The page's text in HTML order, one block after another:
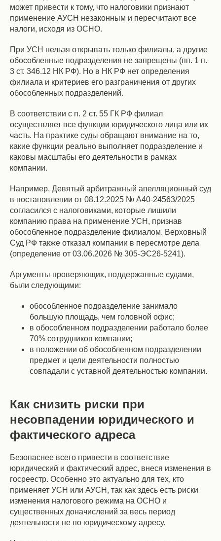
может привести к тому, что налоговики признают
применение АУСН незаконным и пересчитают все
налоги, исходя из ОСНО.
При УСН нельзя открывать только филиалы, а другие
обособленные подразделения не запрещены (пп. 1 п.
3 ст. 346.12 НК РФ). Но в НК РФ нет определения
филиала и критериев его разграничения от других
обособленных подразделений.
В соответствии с п. 2 ст. 55 ГК РФ филиал
осуществляет все функции юридического лица или их
часть. На практике суды обращают внимание на то,
какие функции реально выполняет подразделение и
каковы масштабы его деятельности в рамках
компании.
Например, Девятый арбитражный апелляционный суд
в постановлении от 08.12.2025 № А40-24563/2025
согласился с налоговиками, которые лишили
компанию права на применение УСН, признав
обособленное подразделение филиалом. Верховный
Суд РФ также отказал компании в пересмотре дела
(определение от 03.06.2026 № 305-ЭС26-5241).
Аргументы проверяющих, поддержанные судами,
были следующими:
обособленное подразделение занимало
большую площадь, чем головной офис;
в обособленном подразделении работало более
70% сотрудников компании;
в положении об обособленном подразделении
предмет и цели деятельности полностью
совпадали с уставной деятельностью компании.
Как снизить риски при
несовпадении юридического и
фактического адреса
Безопаснее всего привести в соответствие
юридический и фактический адрес, внеся изменения в
госреестр. Особенно это актуально для тех, кто
применяет УСН или АУСН, так как здесь есть риски
изменения налогового режима на ОСНО и
существенных доначислений за весь период
деятельности не по юридическому адресу.